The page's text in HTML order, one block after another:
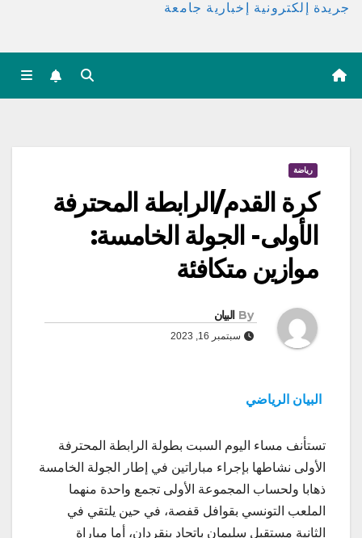
جريدة إلكترونية إخبارية جامعة
رياضة
كرة القدم/الرابطة المحترفة
الأولى- الجولة الخامسة:
موازين متكافئة
By البيان
سبتمبر 16, 2023
البيان الرياضي
تستأنف مساء اليوم السبت بطولة الرابطة المحترفة
الأولى نشاطها بإجراء مباراتين في إطار الجولة الخامسة
ذهابا ولحساب المجموعة الأولى تجمع واحدة منهما
الملعب التونسي بقوافل قفصة، في حين يلتقي في
الثانية مستقبل سليمان باتحاد بنقردان، أما مباراة